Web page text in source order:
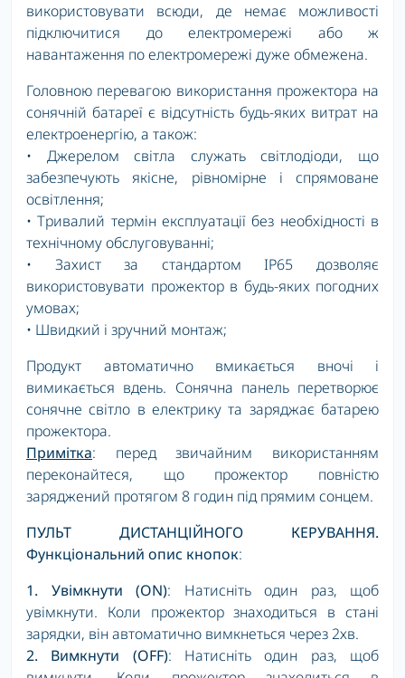
використовувати всюди, де немає можливості
підключитися до електромережі або ж
навантаження по електромережі дуже обмежена.
Головною перевагою використання прожектора на
сонячній батареї є відсутність будь-яких витрат на
електроенергію, а також:
• Джерелом світла служать світлодіоди, що
забезпечують якісне, рівномірне і спрямоване
освітлення;
• Тривалий термін експлуатації без необхідності в
технічному обслуговуванні;
• Захист за стандартом IP65 дозволяє
використовувати прожектор в будь-яких погодних
умовах;
• Швидкий і зручний монтаж;
Продукт автоматично вмикається вночі і
вимикається вдень. Сонячна панель перетворює
сонячне світло в електрику та заряджає батарею
прожектора.
Примітка: перед звичайним використанням
переконайтеся, що прожектор повністю
заряджений протягом 8 годин під прямим сонцем.
ПУЛЬТ ДИСТАНЦІЙНОГО КЕРУВАННЯ.
Функціональний опис кнопок:
1.
Увімкнути (ON): Натисніть один раз, щоб
увімкнути. Коли прожектор знаходиться в стані
зарядки, він автоматично вимкнеться через 2хв.
2.
Вимкнути (OFF): Натисніть один раз, щоб